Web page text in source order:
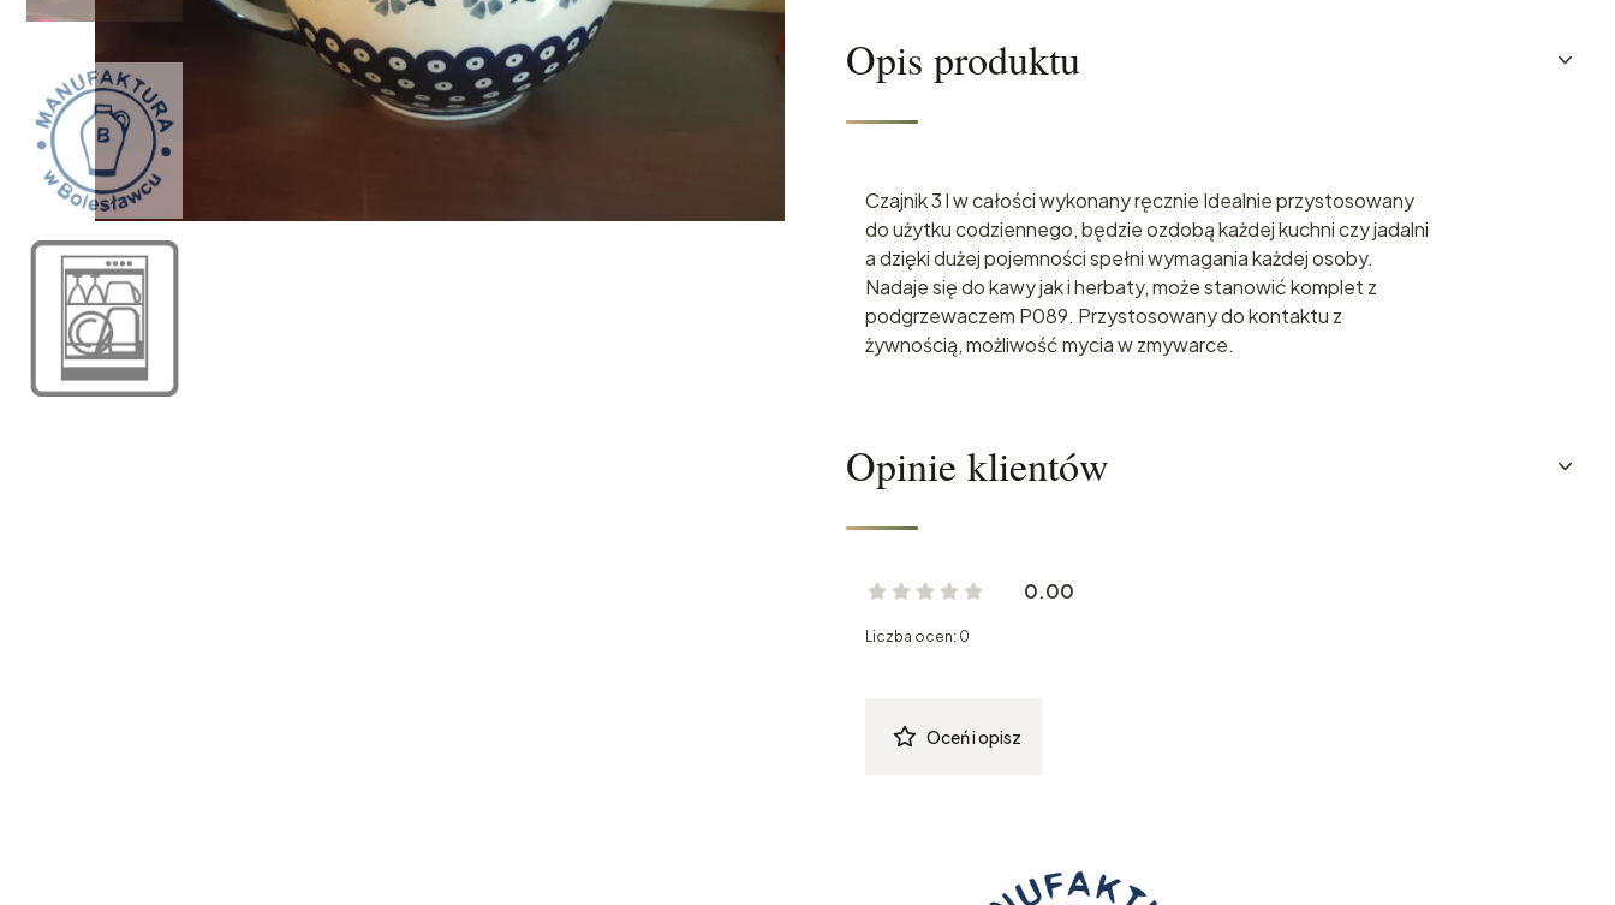
Opis produktu
Czajnik 3 l w całości wykonany ręcznie Idealnie przystosowany
do użytku codziennego, będzie ozdobą każdej kuchni czy jadalni
a dzięki dużej pojemności spełni wymagania każdej osoby.
Nadaje się do kawy jak i herbaty, może stanowić komplet z
podgrzewaczem P089. Przystosowany do kontaktu z
żywnością, możliwość mycia w zmywarce.
Opinie klientów
0.00
Liczba ocen: 0
Oceń i opisz